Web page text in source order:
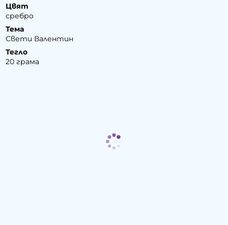
Цвят
сребро
Тема
Свети Валентин
Тегло
20 грама